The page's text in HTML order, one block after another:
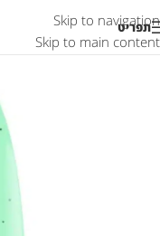
Skip to navigation
Skip to main content
תפריט
אזל המלאי